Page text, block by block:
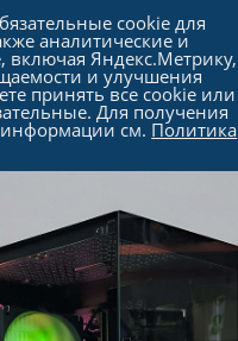
cookie для
аналитические и
включая Яндекс.Метрику,
и улучшения
принять все cookie или
Для получения
см. Политика